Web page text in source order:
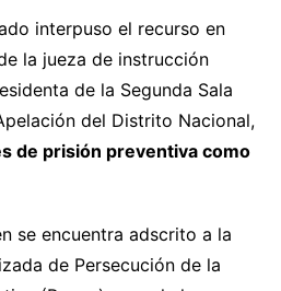
interpuso el recurso en
la jueza de instrucción
de la Segunda Sala
del Distrito Nacional,
de prisión preventiva como
se encuentra adscrito a la
de Persecución de la